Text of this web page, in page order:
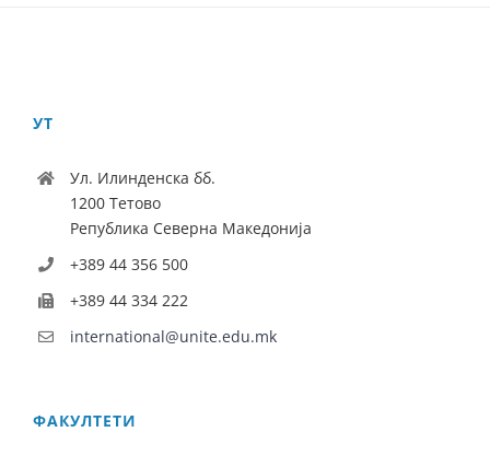
УТ
Ул. Илинденска бб.
1200 Тетово
Република Северна Македонија
+389 44 356 500
+389 44 334 222
international@unite.edu.mk
ФАКУЛТЕТИ